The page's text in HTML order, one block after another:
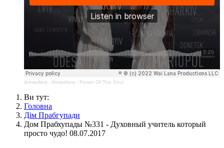
Atmasfera · Atmasfera - Power Of The Soul
Ви тут:
Головна
Дім Прабгупади
Дом Прабхупады №331 - Духовный учитель который
просто чудо! 08.07.2017